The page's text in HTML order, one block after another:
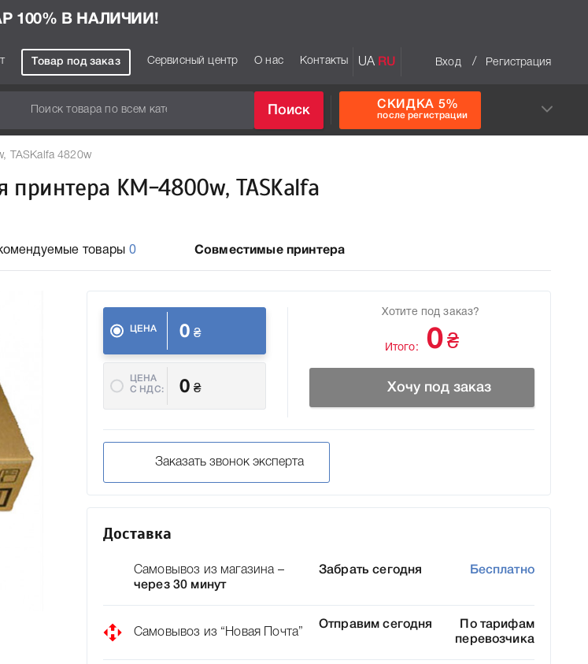
100% В НАЛИЧИИ!
Товар под заказ Сервисный центр О нас Контакты UA RU Вход / Регистрация
Поиск СКИДКА 5%
после регистрации
TASKalfa 4820w
принтера KM-4800w, TASKalfa
товары 0 Совместимые принтера
ЦЕНА 0 ₴
ЦЕНА
C НДС:
0 ₴
Хотите под заказ?
Итого: 0 ₴
Хочу под заказ
Заказать звонок эксперта
Доставка
Самовывоз из магазина –
через 30 минут
Забрать сегодня Бесплатно
Самовывоз из “Новая Почта”
Отправим сегодня
По тарифам
перевозчика